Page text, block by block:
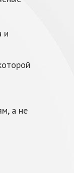
и
а не